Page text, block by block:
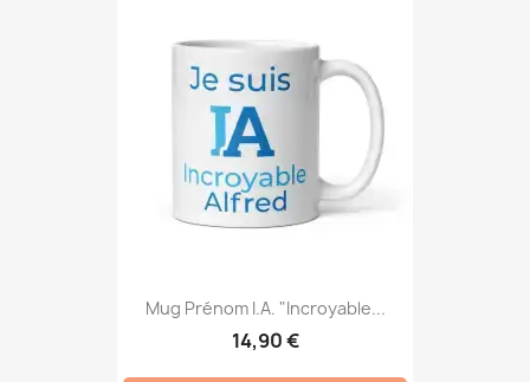
Mug Prénom I.A. "Incroyable...
14,90 €